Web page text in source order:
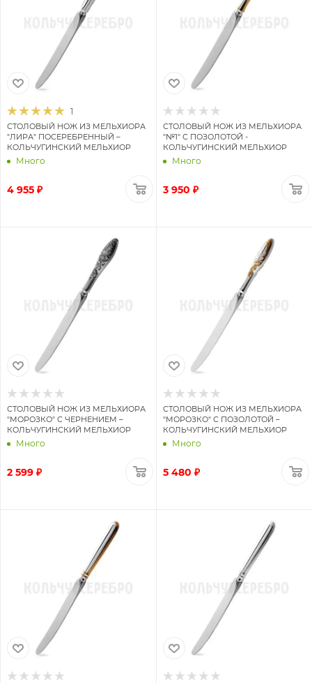
1
СТОЛОВЫЙ НОЖ ИЗ МЕЛЬХИОРА
"ЛИРА" ПОСЕРЕБРЕННЫЙ –
КОЛЬЧУГИНСКИЙ МЕЛЬХИОР
Много
4 955 ₽
СТОЛОВЫЙ НОЖ ИЗ МЕЛЬХИОРА
"№1" С ПОЗОЛОТОЙ -
КОЛЬЧУГИНСКИЙ МЕЛЬХИОР
Много
3 950 ₽
СТОЛОВЫЙ НОЖ ИЗ МЕЛЬХИОРА
"МОРОЗКО" С ЧЕРНЕНИЕМ –
КОЛЬЧУГИНСКИЙ МЕЛЬХИОР
Много
2 599 ₽
СТОЛОВЫЙ НОЖ ИЗ МЕЛЬХИОРА
"МОРОЗКО" С ПОЗОЛОТОЙ –
КОЛЬЧУГИНСКИЙ МЕЛЬХИОР
Много
5 480 ₽